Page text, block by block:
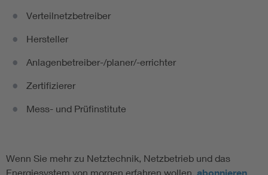
Verteilnetzbetreiber
Hersteller
Anlagenbetreiber-/planer/-errichter
Zertifizierer
Mess- und Prüfinstitute
Wenn Sie mehr zu Netztechnik, Netzbetrieb und das
Energiesystem von morgen erfahren wollen,